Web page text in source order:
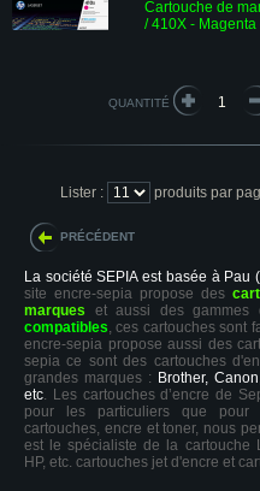
Cartouche de
/ 410X - Magenta
QUANTITÉ
Lister : produits par
PRÉCÉDENT
La société SEPIA est basée à Pau
site encre-sepia propose des
marques et aussi des gammes
compatibles, ces cartouches sont
encre-sepia propose aussi des
sepia ce sont des cartouches
grandes marques : Brother,
etc. Les cartouches d’encre de
pour les particuliers que pour
cartouches, encre et toner, nous
est le spécialiste de la cartouche
HP, etc. cartouches jet d'encre et